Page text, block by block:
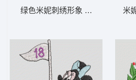
绿色米妮刺绣形象 米妮 42-DST
米